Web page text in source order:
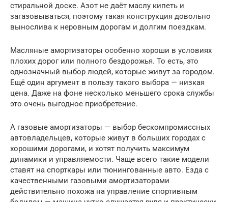
стиральной доске. Азот не даёт маслу кипеть и
загазовываться, поэтому такая конструкция довольно
вынослива к неровным дорогам и долгим поездкам.
Масляные амортизаторы особенно хороши в условиях
плохих дорог или полного бездорожья. То есть, это
однозначный выбор людей, которые живут за городом.
Ещё один аргумент в пользу такого выбора — низкая
цена. Даже на фоне несколько меньшего срока службы
это очень выгодное приобретение.
А газовые амортизаторы — выбор бескомпромиссных
автовладельцев, которые живут в больших городах с
хорошими дорогами, и хотят получить максимум
динамики и управляемости. Чаще всего такие модели
ставят на спорткары или тюнингованные авто. Езда с
качественными газовыми амортизаторами
действительно похожа на управление спортивным